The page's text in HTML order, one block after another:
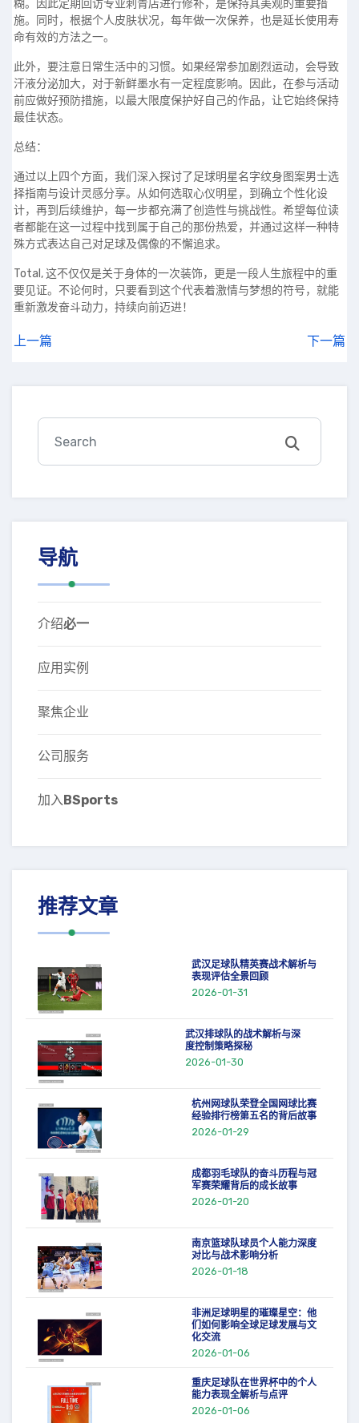
糊。因此定期回访专业刺青店进行修补，是保持其美观的重要措
施。同时，根据个人皮肤状况，每年做一次保养，也是延长使用寿
命有效的方法之一。
此外，要注意日常生活中的习惯。如果经常参加剧烈运动，会导致
汗液分泌加大，对于新鲜墨水有一定程度影响。因此，在参与活动
前应做好预防措施，以最大限度保护好自己的作品，让它始终保持
最佳状态。
总结：
通过以上四个方面，我们深入探讨了足球明星名字纹身图案男士选
择指南与设计灵感分享。从如何选取心仪明星，到确立个性化设
计，再到后续维护，每一步都充满了创造性与挑战性。希望每位读
者都能在这一过程中找到属于自己的那份热爱，并通过这样一种特
殊方式表达自己对足球及偶像的不懈追求。
Total, 这不仅仅是关于身体的一次装饰，更是一段人生旅程中的重
要见证。不论何时，只要看到这个代表着激情与梦想的符号，就能
重新激发奋斗动力，持续向前迈进！
上一篇 下一篇
导航
介绍必一
应用实例
聚焦企业
公司服务
加入BSports
推荐文章
武汉足球队精英赛战术解析与
表现评估全景回顾
2026-01-31
武汉排球队的战术解析与深
度控制策略探秘
2026-01-30
杭州网球队荣登全国网球比赛
经验排行榜第五名的背后故事
2026-01-29
成都羽毛球队的奋斗历程与冠
军赛荣耀背后的成长故事
2026-01-20
南京篮球队球员个人能力深度
对比与战术影响分析
2026-01-18
非洲足球明星的璀璨星空：他
们如何影响全球足球发展与文
化交流
2026-01-06
重庆足球队在世界杯中的个人
能力表现全解析与点评
2026-01-06